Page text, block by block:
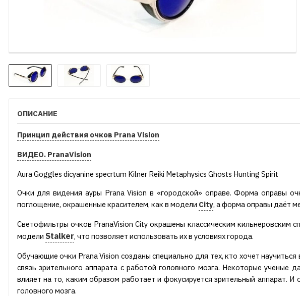
ОПИСАНИЕ
Принцип действия очков Prana Vision
ВИДЕО. PranaVision
Aura Goggles dicyanine specrtum Kilner Reiki Metaphysics Ghosts Hunting Spirit
Очки для видения ауры Prana Vision в «городской» оправе. Форма оправы
поглощение, окрашенные красителем, как в модели City, а форма оправы даёт
Светофильтры очков PranaVision City окрашены классическим кильнеровским
модели Stalker, что позволяет использовать их в условиях города.
Обучающие очки Prana Vision созданы специально для тех, кто хочет
связь зрительного аппарата с работой головного мозга. Некоторые ученые
влияет на то, каким образом работает и фокусируется зрительный аппарат.
головного мозга.